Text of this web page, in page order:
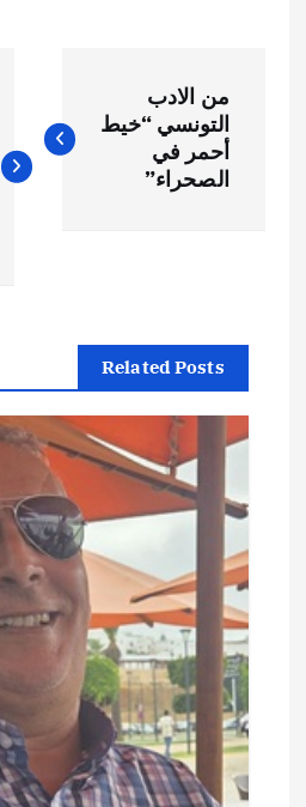
ص
م
ق
ت
من الادب
التونسي “خيط
أحمر في
الصحراء”
Related Posts